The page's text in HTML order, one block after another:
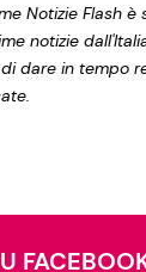
Notizie Flash
notizie
di dare in tempo